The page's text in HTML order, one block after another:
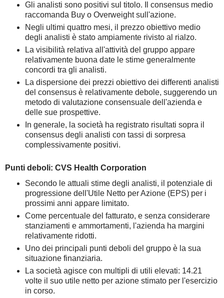
Gli analisti sono positivi sul titolo. Il consensus medio
raccomanda Buy o Overweight sull'azione.
Negli ultimi quattro mesi, il prezzo obiettivo medio
degli analisti è stato ampiamente rivisto al rialzo.
La visibilità relativa all'attività del gruppo appare
relativamente buona date le stime generalmente
concordi tra gli analisti.
La dispersione dei prezzi obiettivo dei differenti analisti
del consensus è relativamente debole, suggerendo un
metodo di valutazione consensuale dell'azienda e
delle sue prospettive.
In generale, la società ha registrato risultati sopra il
consensus degli analisti con tassi di sorpresa
complessivamente positivi.
Punti deboli: CVS Health Corporation
Secondo le attuali stime degli analisti, il potenziale di
progressione dell'Utile Netto per Azione (EPS) per i
prossimi anni appare limitato.
Come percentuale del fatturato, e senza considerare
stanziamenti e ammortamenti, l'azienda ha margini
relativamente ridotti.
Uno dei principali punti deboli del gruppo è la sua
situazione finanziaria.
La società agisce con multipli di utili elevati: 14.21
volte il suo utile netto per azione stimato per l'esercizio
in corso.